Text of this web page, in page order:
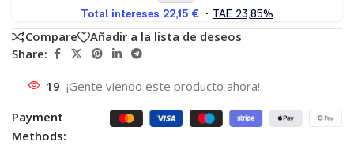
Compare
Añadir a la lista de deseos
Share:
19 ¡Gente viendo este producto ahora!
Payment
Methods: